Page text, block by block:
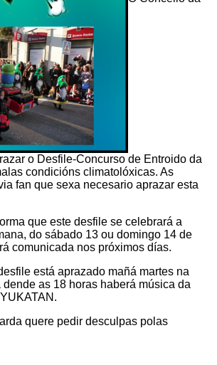
o Desfile-Concurso de Entroido da
condicións climatolóxicas. As
fan que sexa necesario aprazar esta
que este desfile se celebrará a
do sábado 13 ou domingo 14 de
comunicada nos próximos días.
está aprazado mañá martes na
as 18 horas haberá música da
quere pedir desculpas polas